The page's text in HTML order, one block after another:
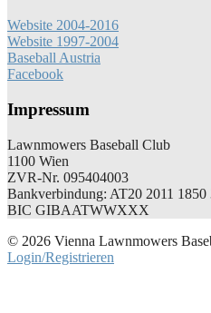
Website 2004-2016
Website 1997-2004
Baseball Austria
Facebook
Impressum
Lawnmowers Baseball Club
1100 Wien
ZVR-Nr. 095404003
Bankverbindung: AT20 2011 1850
BIC GIBAATWWXXX
© 2026 Vienna Lawnmowers
Login/Registrieren